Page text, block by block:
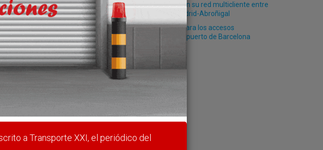
de dos nuevos centros
el periódico del transporte y
(elija un nombre)*
plataformas en su red multicliente entre
Valencia y Madrid-Abroñigal
Nuevo plazo para los accesos
ferroviarios al puerto de Barcelona
a Transporte XXI, el periódico del